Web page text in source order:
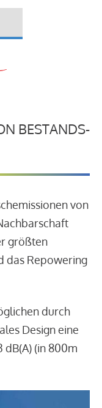
BESTANDS-
von
größten
das Repowering
durch
Design eine
dB(A) (in 800m